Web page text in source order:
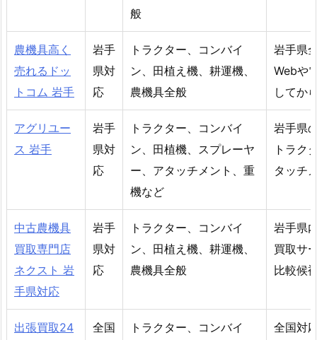
般
農機具高く
売れるドッ
トコム 岩手
岩手
県対
応
トラクター、コンバイ
ン、田植え機、耕運機、
農機具全般
岩手県
Webや
してか
アグリユー
ス 岩手
岩手
県対
応
トラクター、コンバイ
ン、田植機、スプレーヤ
ー、アタッチメント、重
機など
岩手県
トラク
タッチ
中古農機具
買取専門店
ネクスト 岩
手県対応
岩手
県対
応
トラクター、コンバイ
ン、田植え機、耕運機、
農機具全般
岩手県
買取サ
比較候
出張買取24
全国
トラクター、コンバイ
全国対